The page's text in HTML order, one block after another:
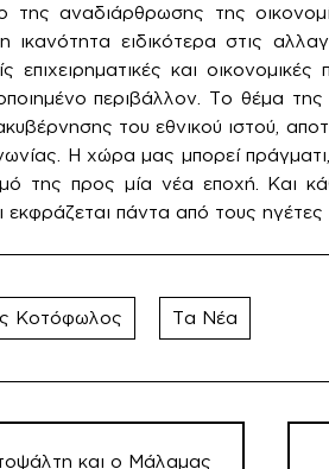
αναδιάρθρωσης της
ειδικότερα στις
επιχειρηματικές και
περιβάλλον. Το θέμα
του εθνικού ιστού,
Η χώρα μας μπορεί
της προς μία νέα εποχή. Και
εκφράζεται πάντα από τους ηγέτες
Κοτόφωλος Τα Νέα
και ο Μάλαμας